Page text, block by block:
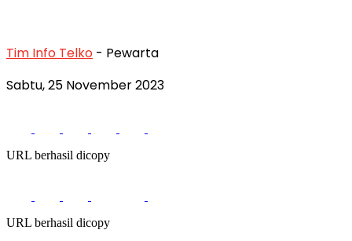
Tim Info Telko - Pewarta
Sabtu, 25 November 2023
URL berhasil dicopy
URL berhasil dicopy